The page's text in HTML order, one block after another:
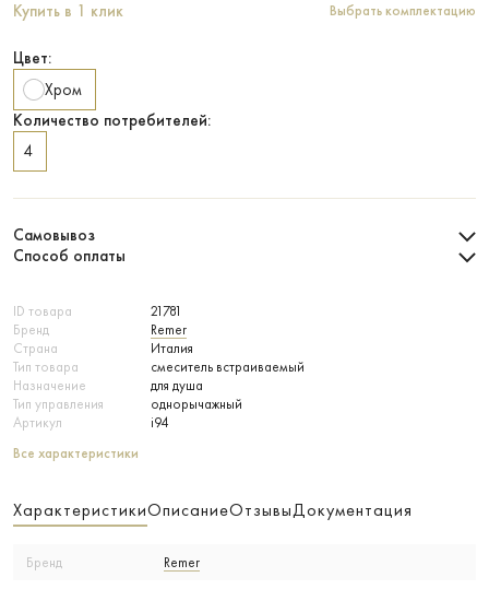
ID товара
21781
Бренд
Remer
Страна
Италия
Тип товара
смеситель встраиваемый
Назначение
для душа
Тип управления
однорычажный
Артикул
i94
Все характеристики
Купить в 1 клик Выбрать комплектацию
Цвет:
Хром
Количество потребителей:
4
Самовывоз
Способ оплаты
ХарактеристикиОписаниеОтзывыДокументация
Бренд Remer